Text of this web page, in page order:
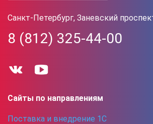
Санкт-Петербург, Заневский
8 (812) 325-44-00
Сайты по направлениям
Поставка и внедрение 1С